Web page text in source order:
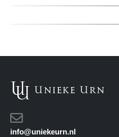
info@uniekeurn.nl